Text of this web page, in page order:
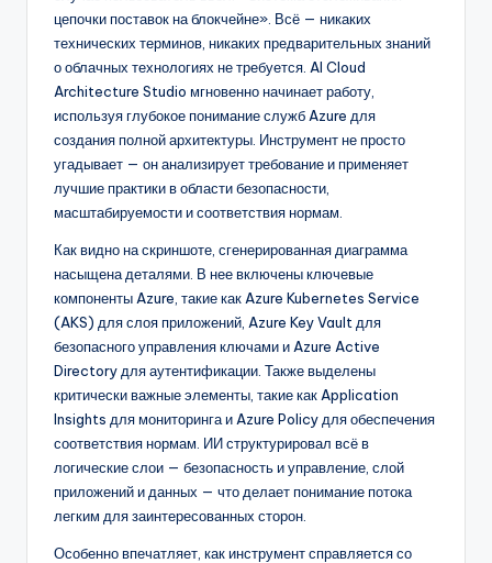
цепочки поставок на блокчейне». Всё — никаких
технических терминов, никаких предварительных знаний
о облачных технологиях не требуется. AI Cloud
Architecture Studio мгновенно начинает работу,
используя глубокое понимание служб Azure для
создания полной архитектуры. Инструмент не просто
угадывает — он анализирует требование и применяет
лучшие практики в области безопасности,
масштабируемости и соответствия нормам.
Как видно на скриншоте, сгенерированная диаграмма
насыщена деталями. В нее включены ключевые
компоненты Azure, такие как Azure Kubernetes Service
(AKS) для слоя приложений, Azure Key Vault для
безопасного управления ключами и Azure Active
Directory для аутентификации. Также выделены
критически важные элементы, такие как Application
Insights для мониторинга и Azure Policy для обеспечения
соответствия нормам. ИИ структурировал всё в
логические слои — безопасность и управление, слой
приложений и данных — что делает понимание потока
легким для заинтересованных сторон.
Особенно впечатляет, как инструмент справляется со